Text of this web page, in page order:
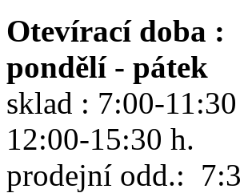
Otevírací doba :
pondělí - pátek
sklad : 7:00-
12:00-15:30 h.
prodejní odd.: